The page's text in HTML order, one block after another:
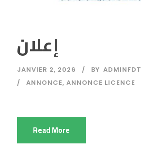
إعلان
JANVIER 2, 2026 BY ADMINFDT
ANNONCE, ANNONCE LICENCE
Read More